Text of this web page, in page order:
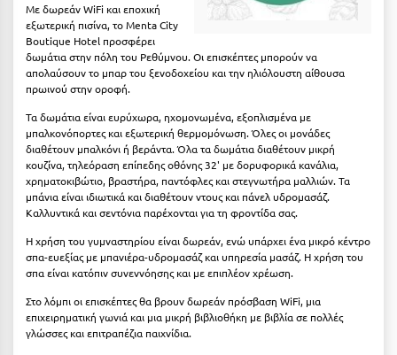
Κερατέα
Κέρκυρα
Κεφαλονιά
Κοζάνη
Κοκκώνι Κορινθίας
Κομοτηνή
Κόνιτσα
Κόρινθος
Κορώνη
Κουρούτα Ηλείας
Κουφονήσια
Με δωρεάν WiFi και εποχική
εξωτερική πισίνα, το Menta City
Boutique Hotel προσφέρει
δωμάτια στην πόλη του Ρεθύμνου. Οι επισκέπτες μπορούν να
απολαύσουν το μπαρ του ξενοδοχείου και την ηλιόλουστη αίθουσα
πρωινού στην οροφή.
Τα δωμάτια είναι ευρύχωρα, ηχομονωμένα, εξοπλισμένα με
μπαλκονόπορτες και εξωτερική θερμομόνωση. Όλες οι μονάδες
διαθέτουν μπαλκόνι ή βεράντα. Όλα τα δωμάτια διαθέτουν μικρή
κουζίνα, τηλεόραση επίπεδης οθόνης 32' με δορυφορικά κανάλια,
χρηματοκιβώτιο, βραστήρα, παντόφλες και στεγνωτήρα μαλλιών. Τα
μπάνια είναι ιδιωτικά και διαθέτουν ντους και πάνελ υδρομασάζ.
Καλλυντικά και σεντόνια παρέχονται για τη φροντίδα σας.
Η χρήση του γυμναστηρίου είναι δωρεάν, ενώ υπάρχει ένα μικρό κέντρο
σπα-ευεξίας με μπανιέρα-υδρομασάζ και υπηρεσία μασάζ. Η χρήση του
σπα είναι κατόπιν συνεννόησης και με επιπλέον χρέωση.
Στο λόμπι οι επισκέπτες θα βρουν δωρεάν πρόσβαση WiFi, μια
επιχειρηματική γωνιά και μια μικρή βιβλιοθήκη με βιβλία σε πολλές
γλώσσες και επιτραπέζια παιχνίδια.